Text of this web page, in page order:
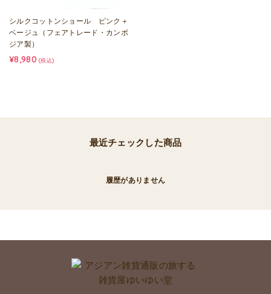
シルクコットンショール ピンク＋
ベージュ（フェアトレード・カンボ
ジア製）
¥8,980 (税込)
最近チェックした商品
履歴がありません